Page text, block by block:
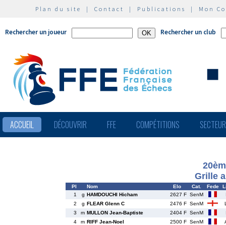
Plan du site | Contact | Publications | Mon
Rechercher un joueur Rechercher un club
ACCUEIL DÉCOUVRIR FFE COMPÉTITIONS
Grille
Pl Nom Elo Cat. Fede
1
g HAMDOUCHI Hicham 2627 F SenM
2
g FLEAR Glenn C 2476 F SenM
3
m MULLON Jean-Baptiste 2404 F SenM
4
m RIFF Jean-Noel 2500 F SenM